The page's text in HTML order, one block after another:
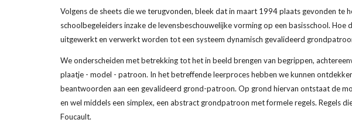
Volgens de sheets die we terugvonden, bleek dat in maart 1994 plaats gevonden
schoolbegeleiders inzake de levensbeschouwelijke vorming op een basisschool.
uitgewerkt en verwerkt worden tot een systeem dynamisch gevalideerd
We onderscheiden met betrekking tot het in beeld brengen van begrippen,
plaatje - model - patroon. In het betreffende leerproces hebben we kunnen
beantwoorden aan een gevalideerd grond-patroon. Op grond hiervan ontstaat de
en wel middels een simplex, een abstract grondpatroon met formele regels. Regels
Foucault.